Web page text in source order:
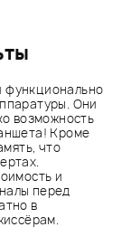
функционально
Они
возможность
Кроме
что
и
перед
в